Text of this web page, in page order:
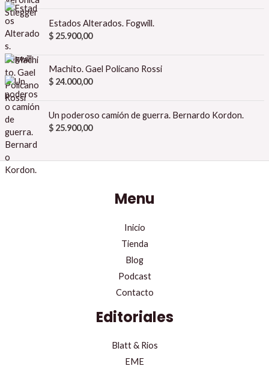
Estados Alterados. Fogwill.
$25.900,00
Machito. Gael Policano Rossi
$24.000,00
Un poderoso camión de guerra. Bernardo Kordon.
$25.900,00
Menu
Inicio
Tienda
Blog
Podcast
Contacto
Editoriales
Blatt & Rios
EME